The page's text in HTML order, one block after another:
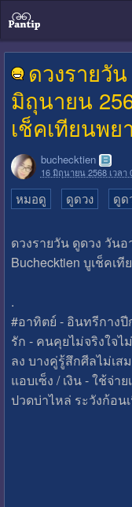
ดวงรายวั
มิถุนายน
เช็คเทียนพ
buchecktien
16 มิถุนายน 2568 เวลา
หมอดู ดูดวง ดูด
ดวงรายวัน ดูดวง วัน
Buchecktien บูเช็คเ
.
#อาทิตย์ - อินทรีกางปี
รัก - คนคุยไม่จริงใจ
ลง บางคู่รู้สึกศีลไม่เส
แอบเซ็ง / เงิน - ใช้จ่
ปวดบ่าไหล่ ระวังก้อน